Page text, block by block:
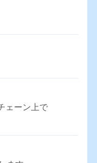
ェーン上で